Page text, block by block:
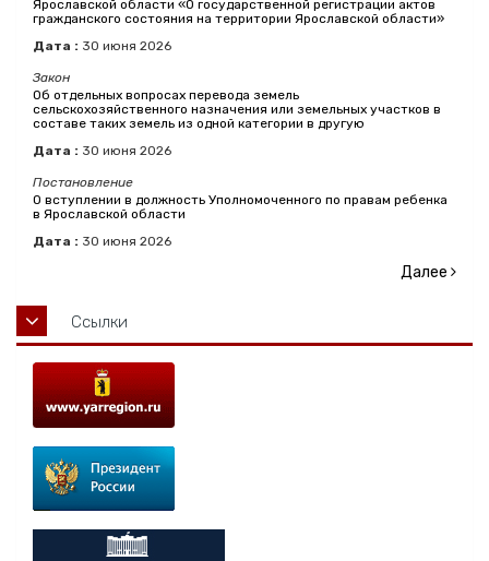
Ярославской области «О государственной регистрации актов
гражданского состояния на территории Ярославской области»
Дата : 30 июня 2026
Закон
Об отдельных вопросах перевода земель
сельскохозяйственного назначения или земельных участков в
составе таких земель из одной категории в другую
Дата : 30 июня 2026
Постановление
О вступлении в должность Уполномоченного по правам ребенка
в Ярославской области
Дата : 30 июня 2026
Далее
Ссылки